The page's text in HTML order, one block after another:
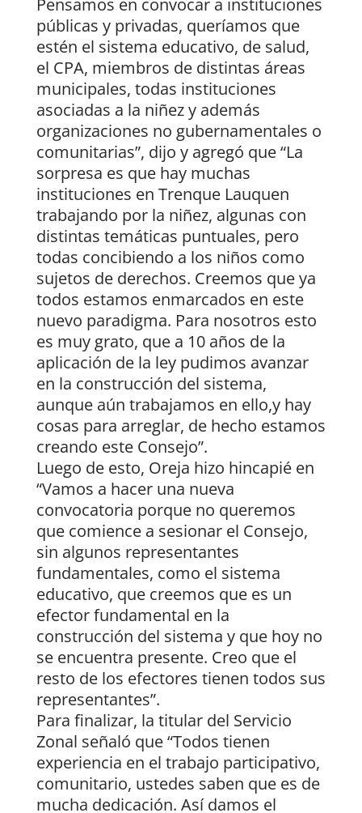
Pensamos en convocar a instituciones
públicas y privadas, queríamos que
estén el sistema educativo, de salud,
el CPA, miembros de distintas áreas
municipales, todas instituciones
asociadas a la niñez y además
organizaciones no gubernamentales o
comunitarias”, dijo y agregó que “La
sorpresa es que hay muchas
instituciones en Trenque Lauquen
trabajando por la niñez, algunas con
distintas temáticas puntuales, pero
todas concibiendo a los niños como
sujetos de derechos. Creemos que ya
todos estamos enmarcados en este
nuevo paradigma. Para nosotros esto
es muy grato, que a 10 años de la
aplicación de la ley pudimos avanzar
en la construcción del sistema,
aunque aún trabajamos en ello,y hay
cosas para arreglar, de hecho estamos
creando este Consejo”.
Luego de esto, Oreja hizo hincapié en
“Vamos a hacer una nueva
convocatoria porque no queremos
que comience a sesionar el Consejo,
sin algunos representantes
fundamentales, como el sistema
educativo, que creemos que es un
efector fundamental en la
construcción del sistema y que hoy no
se encuentra presente. Creo que el
resto de los efectores tienen todos sus
representantes”.
Para finalizar, la titular del Servicio
Zonal señaló que “Todos tienen
experiencia en el trabajo participativo,
comunitario, ustedes saben que es de
mucha dedicación. Así damos el